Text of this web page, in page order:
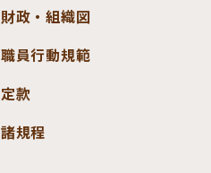
財政・組織図
職員行動規範
定款
諸規程